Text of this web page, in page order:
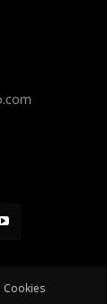
Cookies